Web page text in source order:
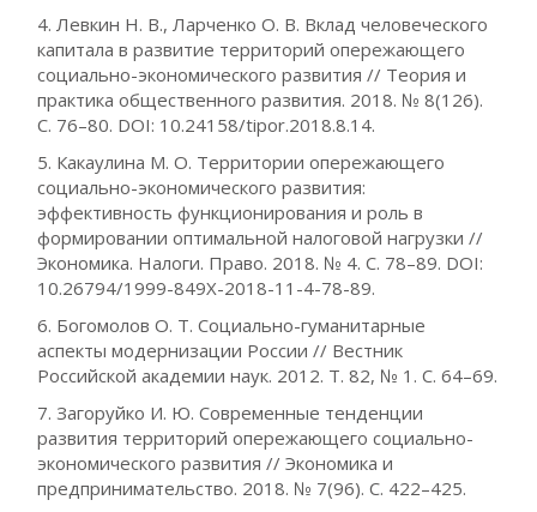
4. Левкин Н. В., Ларченко О. В. Вклад человеческого
капитала в развитие территорий опережающего
социально-экономического развития // Теория и
практика общественного развития. 2018. № 8(126).
С. 76–80. DOI: 10.24158/tipor.2018.8.14.
5. Какаулина М. О. Территории опережающего
социально-экономического развития:
эффективность функционирования и роль в
формировании оптимальной налоговой нагрузки //
Экономика. Налоги. Право. 2018. № 4. С. 78–89. DOI:
10.26794/1999-849X-2018-11-4-78-89.
6. Богомолов О. Т. Социально-гуманитарные
аспекты модернизации России // Вестник
Российской академии наук. 2012. Т. 82, № 1. С. 64–69.
7. Загоруйко И. Ю. Современные тенденции
развития территорий опережающего социально-
экономического развития // Экономика и
предпринимательство. 2018. № 7(96). С. 422–425.